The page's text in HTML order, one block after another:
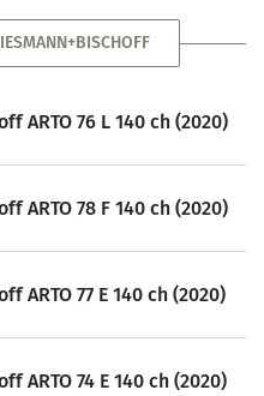
ARTO 76 L 140 ch (2020)
ARTO 78 F 140 ch (2020)
ARTO 77 E 140 ch (2020)
ARTO 74 E 140 ch (2020)